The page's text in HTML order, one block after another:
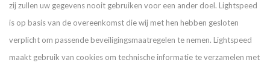
zij zullen uw gegevens nooit gebruiken voor een ander doel. Lightspeed
is op basis van de overeenkomst die wij met hen hebben gesloten
verplicht om passende beveiligingsmaatregelen te nemen. Lightspeed
maakt gebruik van cookies om technische informatie te verzamelen met